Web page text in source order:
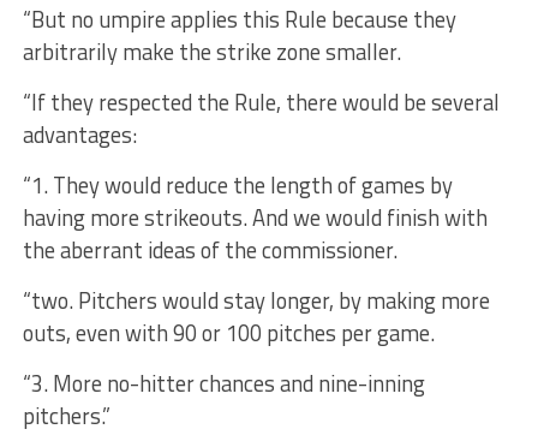
“But no umpire applies this Rule because they
arbitrarily make the strike zone smaller.
“If they respected the Rule, there would be several
advantages:
“1. They would reduce the length of games by
having more strikeouts. And we would finish with
the aberrant ideas of the commissioner.
“two. Pitchers would stay longer, by making more
outs, even with 90 or 100 pitches per game.
“3. More no-hitter chances and nine-inning
pitchers.”